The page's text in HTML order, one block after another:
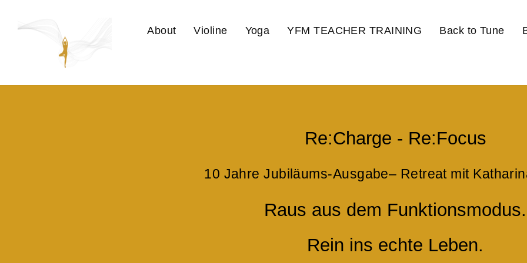
About Violine Yoga YFM TEACHER TRAINING Back to Tune
Re:Charge - Re:Focus
10 Jahre Jubiläums-Ausgabe– Retreat mit
Raus aus dem Funktionsmodus.
Rein ins echte Leben.